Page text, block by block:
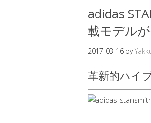
adidas
載モデル
2017-03-16 by
革新的ハイ